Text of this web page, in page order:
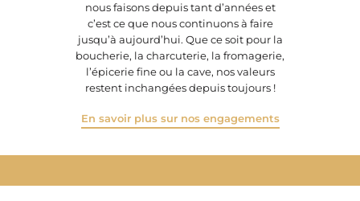
nous faisons depuis tant d’années et
c’est ce que nous continuons à faire
jusqu’à aujourd’hui. Que ce soit pour la
boucherie, la charcuterie, la fromagerie,
l’épicerie fine ou la cave, nos valeurs
restent inchangées depuis toujours !
En savoir plus sur nos engagements